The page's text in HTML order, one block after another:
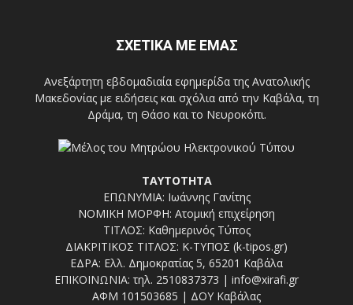
ΣΧΕΤΙΚΑ ΜΕ ΕΜΑΣ
Ανεξάρτητη εβδομαδιαία εφημερίδα της Ανατολικής
Μακεδονίας με ειδήσεις και σχόλια από την Καβάλα, τη
Δράμα, τη Θάσο και το Νευροκόπι.
ΤΑΥΤΟΤΗΤΑ
ΕΠΩΝΥΜΙΑ: Ιωάννης Γανίτης
ΝΟΜΙΚΗ ΜΟΡΦΗ: Ατομική επιχείρηση
ΤΙΤΛΟΣ: Καθημερινός Τύπος
ΔΙΑΚΡΙΤΙΚΟΣ ΤΙΤΛΟΣ: Κ-ΤΥΠΟΣ (k-tipos.gr)
ΕΔΡΑ: Ελλ. Δημοκρατίας 5, 65201 Καβάλα
ΕΠΙΚΟΙΝΩΝΙΑ: τηλ. 2510837373 | info@xirafi.gr
ΑΦΜ 101503685 | ΔΟΥ Καβάλας